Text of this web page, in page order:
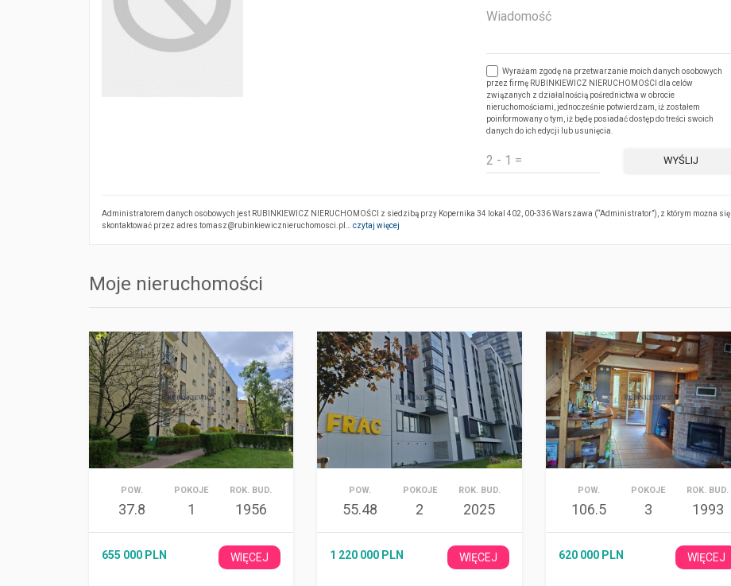
Wyrażam zgodę na przetwarzanie moich danych osobowych
przez firmę RUBINKIEWICZ NIERUCHOMOŚCI dla celów
związanych z działalnością pośrednictwa w obrocie
nieruchomościami, jednocześnie potwierdzam, iż zostałem
poinformowany o tym, iż będę posiadać dostęp do treści swoich
danych do ich edycji lub usunięcia.
WYŚLIJ
Administratorem danych osobowych jest RUBINKIEWICZ NIERUCHOMOŚCI z siedzibą przy Kopernika 34 lokal 402, 00-336 Warszawa (“Administrator”), z którym można się
skontaktować przez adres tomasz@rubinkiewicznieruchomosci.pl… czytaj więcej
Moje nieruchomości
POW.
37.8
POKOJE
1
ROK. BUD.
1956
655 000 PLN WIĘCEJ
POW.
55.48
POKOJE
2
ROK. BUD.
2025
1 220 000 PLN WIĘCEJ
POW.
106.5
POKOJE
3
ROK. BUD.
1993
620 000 PLN WIĘCEJ